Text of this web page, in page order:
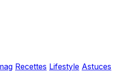
Recettes Lifestyle Astuces